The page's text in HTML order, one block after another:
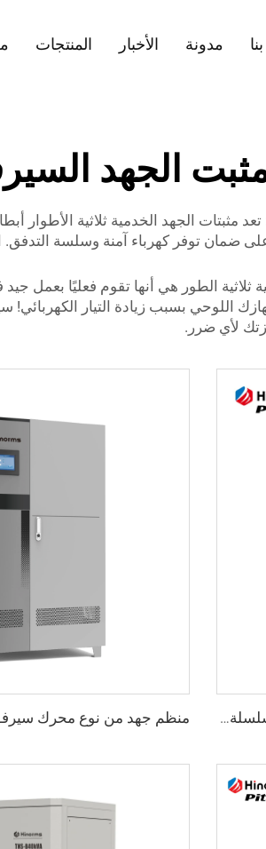
المنتجات الأخبار مدونة
الجهد
مثبتات الجهد الخدمية ثلاثية الأطوار
على ضمان توفر كهرباء آمنة وسلسة
الطور هي أنها تقوم فعليًا بعمل
اللوحي بسبب زيادة التيار
منظم جهد ثلاثي الطور من نوع محرك مؤازر سلسلة WTA